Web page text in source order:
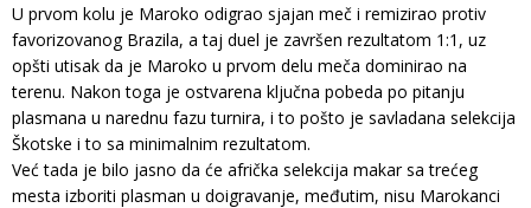
U prvom kolu je Maroko odigrao sjajan meč i remizirao protiv
favorizovanog Brazila, a taj duel je završen rezultatom 1:1, uz
opšti utisak da je Maroko u prvom delu meča dominirao na
terenu. Nakon toga je ostvarena ključna pobeda po pitanju
plasmana u narednu fazu turnira, i to pošto je savladana selekcija
Škotske i to sa minimalnim rezultatom.
Već tada je bilo jasno da će afrička selekcija makar sa trećeg
mesta izboriti plasman u doigravanje, međutim, nisu Marokanci